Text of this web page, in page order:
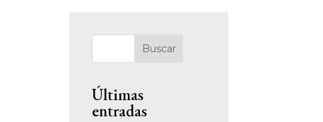
Buscar
Últimas
entradas